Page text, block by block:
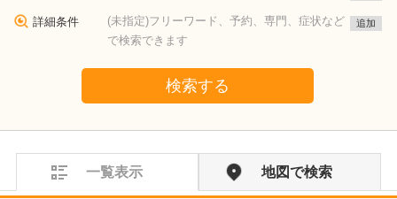
詳細条件
(未指定)フリーワード、予約、専門、症状など
で検索できます
追加
検索する
一覧表示 地図で検索